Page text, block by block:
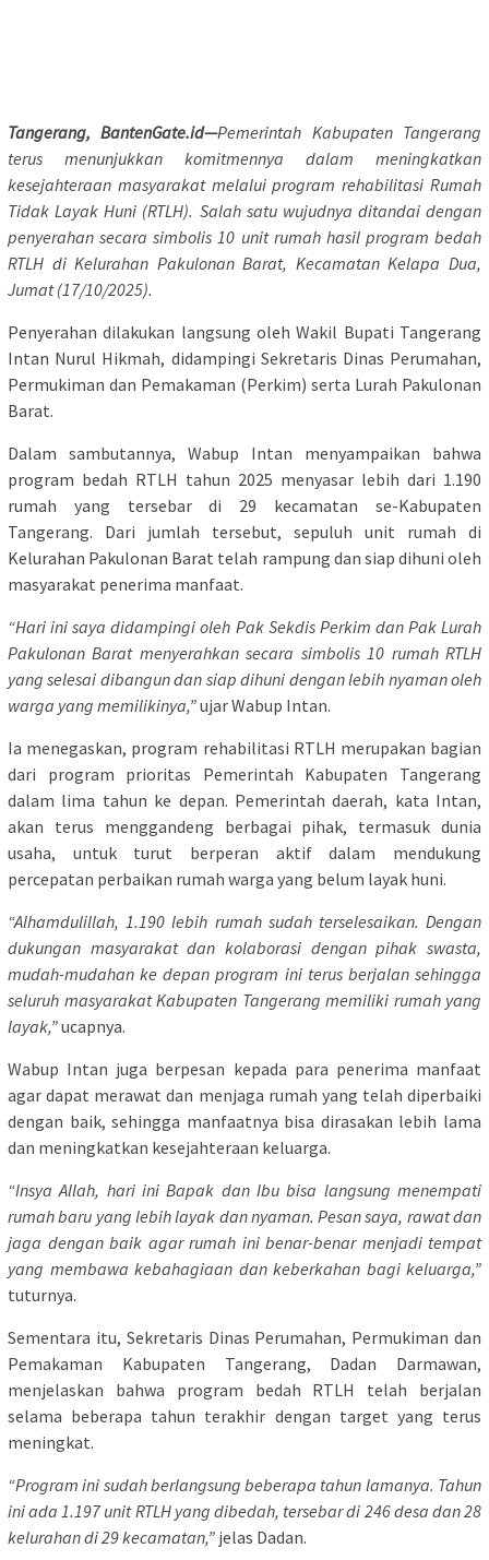
Tangerang, BantenGate.id—Pemerintah Kabupaten Tangerang
terus menunjukkan komitmennya dalam meningkatkan
kesejahteraan masyarakat melalui program rehabilitasi Rumah
Tidak Layak Huni (RTLH). Salah satu wujudnya ditandai dengan
penyerahan secara simbolis 10 unit rumah hasil program bedah
RTLH di Kelurahan Pakulonan Barat, Kecamatan Kelapa Dua,
Jumat (17/10/2025).
Penyerahan dilakukan langsung oleh Wakil Bupati Tangerang
Intan Nurul Hikmah, didampingi Sekretaris Dinas Perumahan,
Permukiman dan Pemakaman (Perkim) serta Lurah Pakulonan
Barat.
Dalam sambutannya, Wabup Intan menyampaikan bahwa
program bedah RTLH tahun 2025 menyasar lebih dari 1.190
rumah yang tersebar di 29 kecamatan se-Kabupaten
Tangerang. Dari jumlah tersebut, sepuluh unit rumah di
Kelurahan Pakulonan Barat telah rampung dan siap dihuni oleh
masyarakat penerima manfaat.
“Hari ini saya didampingi oleh Pak Sekdis Perkim dan Pak Lurah
Pakulonan Barat menyerahkan secara simbolis 10 rumah RTLH
yang selesai dibangun dan siap dihuni dengan lebih nyaman oleh
warga yang memilikinya,”ujar Wabup Intan.
Ia menegaskan, program rehabilitasi RTLH merupakan bagian
dari program prioritas Pemerintah Kabupaten Tangerang
dalam lima tahun ke depan. Pemerintah daerah, kata Intan,
akan terus menggandeng berbagai pihak, termasuk dunia
usaha, untuk turut berperan aktif dalam mendukung
percepatan perbaikan rumah warga yang belum layak huni.
“Alhamdulillah, 1.190 lebih rumah sudah terselesaikan. Dengan
dukungan masyarakat dan kolaborasi dengan pihak swasta,
mudah-mudahan ke depan program ini terus berjalan sehingga
seluruh masyarakat Kabupaten Tangerang memiliki rumah yang
layak,”ucapnya.
Wabup Intan juga berpesan kepada para penerima manfaat
agar dapat merawat dan menjaga rumah yang telah diperbaiki
dengan baik, sehingga manfaatnya bisa dirasakan lebih lama
dan meningkatkan kesejahteraan keluarga.
“Insya Allah, hari ini Bapak dan Ibu bisa langsung menempati
rumah baru yang lebih layak dan nyaman. Pesan saya, rawat dan
jaga dengan baik agar rumah ini benar-benar menjadi tempat
yang membawa kebahagiaan dan keberkahan bagi keluarga,”
tuturnya.
Sementara itu, Sekretaris Dinas Perumahan, Permukiman dan
Pemakaman Kabupaten Tangerang, Dadan Darmawan,
menjelaskan bahwa program bedah RTLH telah berjalan
selama beberapa tahun terakhir dengan target yang terus
meningkat.
“Program ini sudah berlangsung beberapa tahun lamanya. Tahun
ini ada 1.197 unit RTLH yang dibedah, tersebar di 246 desa dan 28
kelurahan di 29 kecamatan,” jelas Dadan.